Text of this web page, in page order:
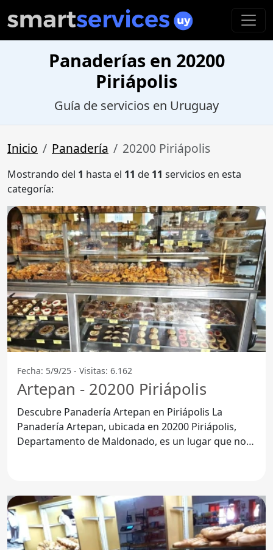
Panaderías en 20200
Piriápolis
Guía de servicios en Uruguay
Inicio Panadería 20200 Piriápolis
Mostrando del 1 hasta el 11 de 11 servicios en esta
categoría:
Fecha: 5/9/25 - Visitas: 6.162
Artepan - 20200 Piriápolis
Descubre Panadería Artepan en Piriápolis La
Panadería Artepan, ubicada en 20200 Piriápolis,
Departamento de Maldonado, es un lugar que no